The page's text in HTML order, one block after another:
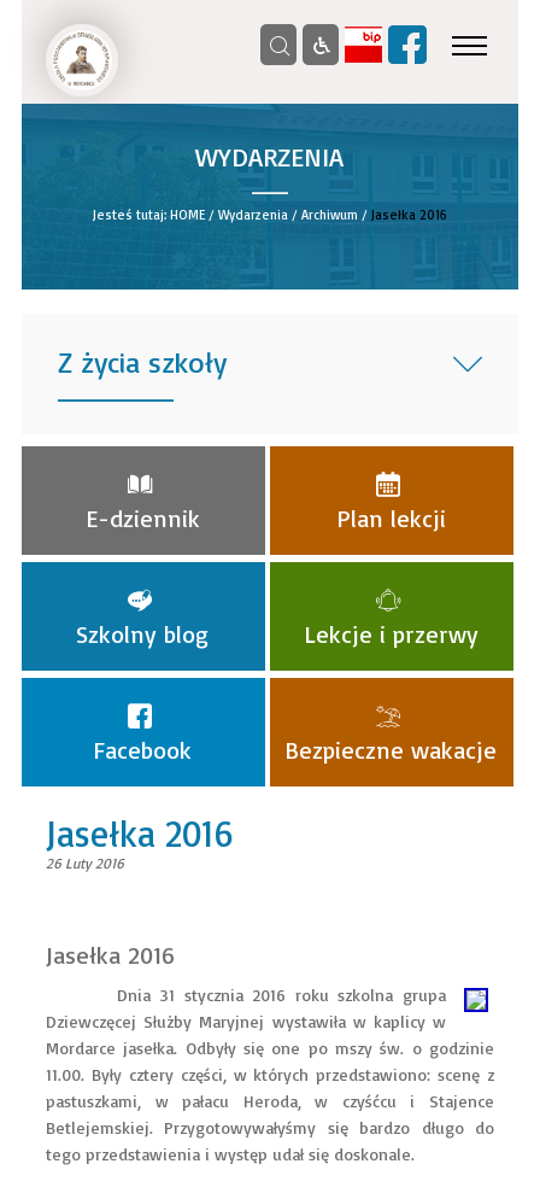
WYDARZENIA
__
Jesteś tutaj: HOME/ Wydarzenia/ Archiwum / Jasełka 2016
Z życia szkoły
______
E-dziennik Plan lekcji
Szkolny blog Lekcje i przerwy
Facebook Bezpieczne wakacje
Jasełka 2016
26 Luty 2016
Jasełka 2016
Dnia 31 stycznia 2016 roku szkolna grupa
Dziewczęcej Służby Maryjnej wystawiła w kaplicy w
Mordarce jasełka. Odbyły się one po mszy św. o godzinie
11.00. Były cztery części, w których przedstawiono: scenę z
pastuszkami, w pałacu Heroda, w czyśćcu i Stajence
Betlejemskiej. Przygotowywałyśmy się bardzo długo do
tego przedstawienia i występ udał się doskonale.